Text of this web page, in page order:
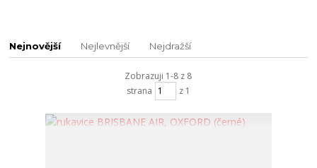
Nejnovější Nejlevnější Nejdražší
Zobrazuji 1-8 z 8
strana
z 1